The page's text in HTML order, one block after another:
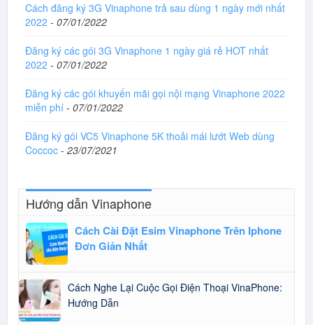
Cách đăng ký 3G Vinaphone trả sau dùng 1 ngày mới nhất
2022 - 07/01/2022
Đăng ký các gói 3G Vinaphone 1 ngày giá rẻ HOT nhất
2022 - 07/01/2022
Đăng ký các gói khuyến mãi gọi nội mạng Vinaphone 2022
miễn phí - 07/01/2022
Đăng ký gói VC5 Vinaphone 5K thoải mái lướt Web dùng
Coccoc - 23/07/2021
Hướng dẫn Vinaphone
Cách Cài Đặt Esim Vinaphone Trên Iphone
Đơn Giản Nhất
Cách Nghe Lại Cuộc Gọi Điện Thoại VinaPhone:
Hướng Dẫn